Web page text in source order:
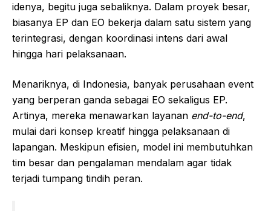
idenya, begitu juga sebaliknya. Dalam proyek besar,
biasanya EP dan EO bekerja dalam satu sistem yang
terintegrasi, dengan koordinasi intens dari awal
hingga hari pelaksanaan.
Menariknya, di Indonesia, banyak perusahaan event
yang berperan ganda sebagai EO sekaligus EP.
Artinya, mereka menawarkan layanan end-to-end,
mulai dari konsep kreatif hingga pelaksanaan di
lapangan. Meskipun efisien, model ini membutuhkan
tim besar dan pengalaman mendalam agar tidak
terjadi tumpang tindih peran.